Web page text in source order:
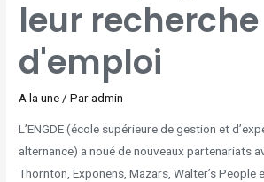
leur recherche
d'emploi
A la une / Paradmin
L’ENGDE (école supérieure de gestion et
alternance) a noué de nouveaux partenariats
Thornton, Exponens, Mazars, Walter’s People